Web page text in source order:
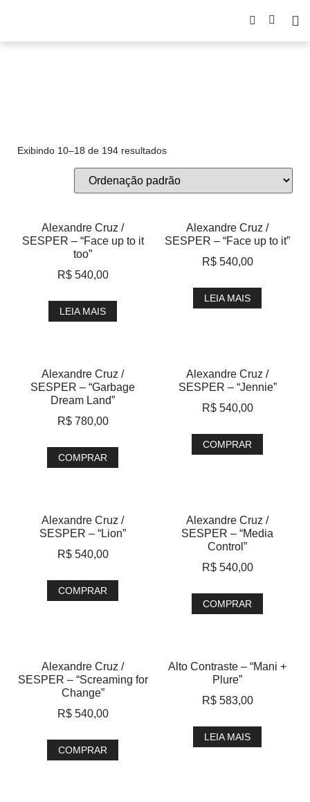
Exibindo 10–18 de 194 resultados
Alexandre Cruz /
SESPER – “Face up to it
too”
R$540,00
LEIA MAIS
Alexandre Cruz /
SESPER – “Face up to it”
R$540,00
LEIA MAIS
Alexandre Cruz /
SESPER – “Garbage
Dream Land”
R$780,00
COMPRAR
Alexandre Cruz /
SESPER – “Jennie”
R$540,00
COMPRAR
Alexandre Cruz /
SESPER – “Lion”
R$540,00
COMPRAR
Alexandre Cruz /
SESPER – “Media
Control”
R$540,00
COMPRAR
Alexandre Cruz /
SESPER – “Screaming for
Change”
R$540,00
COMPRAR
Alto Contraste – “Mani +
Plure”
R$583,00
LEIA MAIS